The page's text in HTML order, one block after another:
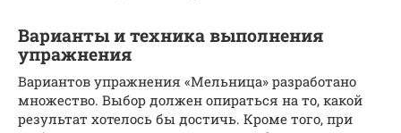
Варианты и техника выполнения
упражнения
Вариантов упражнения «Мельница» разработано
множество. Выбор должен опираться на то, какой
результат хотелось бы достичь. Кроме того, при